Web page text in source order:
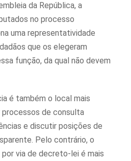
da República, a
no processo
uma representatividade
que os elegeram
função, da qual não devem
é também o local mais
processos de consulta
e discutir posições de
Pelo contrário, o
via de decreto-lei é mais